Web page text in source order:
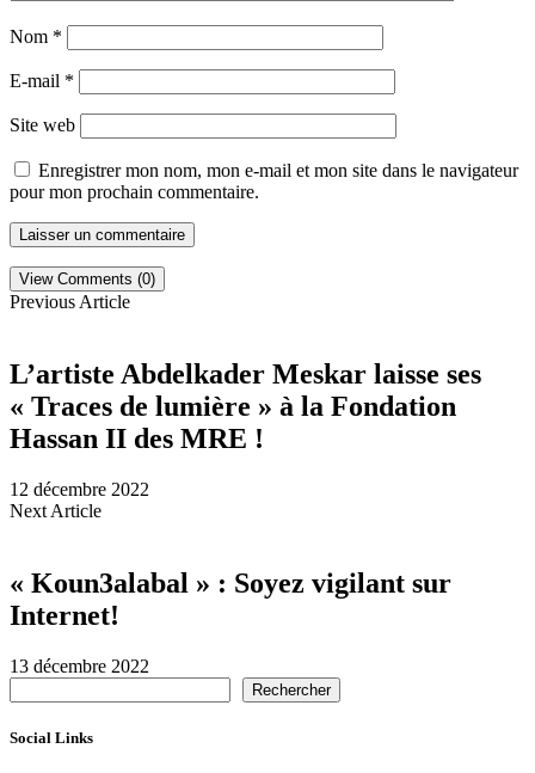
Nom *
E-mail *
Site web
Enregistrer mon nom, mon e-mail et mon site dans le navigateur
pour mon prochain commentaire.
View Comments (0)
Previous Article
L’artiste Abdelkader Meskar laisse ses
« Traces de lumière » à la Fondation
Hassan II des MRE !
12 décembre 2022
Next Article
« Koun3alabal » : Soyez vigilant sur
Internet!
13 décembre 2022
Rechercher
Social Links